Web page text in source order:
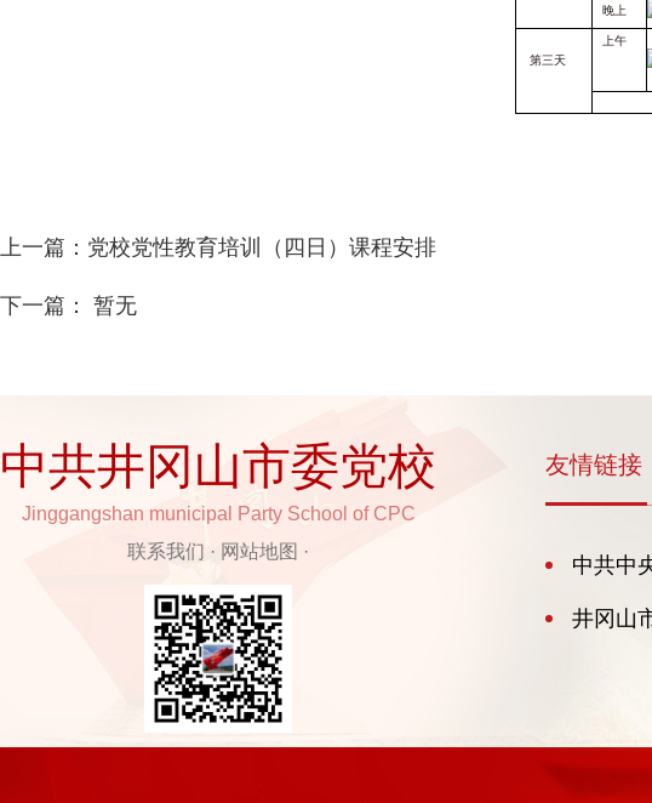
晚上
第三天
上午
上一篇： 党校党性教育培训（四日）课程安排
下一篇： 暂无
中共井冈山市委党校
Jinggangshan municipal Party School of CPC
联系我们 · 网站地图 ·
友情链接
中共中
井冈山